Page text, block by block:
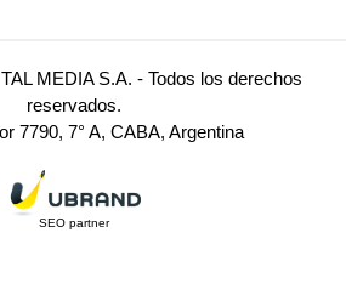
MEDIA S.A. - Todos los derechos
reservados.
7790, 7° A, CABA, Argentina
SEO partner